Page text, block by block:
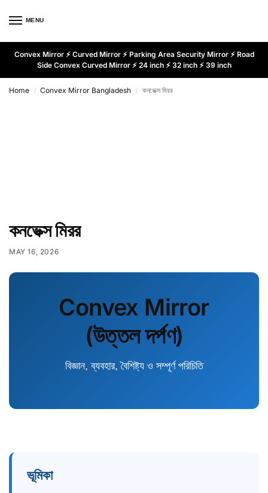
MENU
Convex Mirror ⚡ Curved Mirror ⚡ Parking Area Security Mirror ⚡ Road
Side Convex Curved Mirror ⚡ 24 inch ⚡ 32 inch ⚡ 39 inch
Home / Convex Mirror Bangladesh / কনভেক্স মিরর
কনভেক্স মিরর
MAY 16, 2026
Convex Mirror
(উত্তল দর্পণ)
বিজ্ঞান, ব্যবহার, বৈশিষ্ট্য ও সম্পূর্ণ পরিচিতি
ভূমিকা